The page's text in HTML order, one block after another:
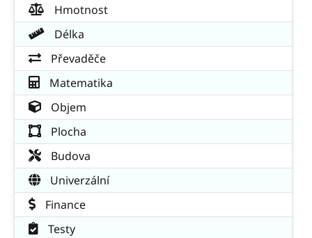
Hmotnost
Délka
Převaděče
Matematika
Objem
Plocha
Budova
Univerzální
Finance
Testy